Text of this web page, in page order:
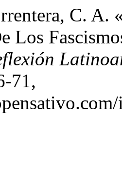
C.
Los
71,